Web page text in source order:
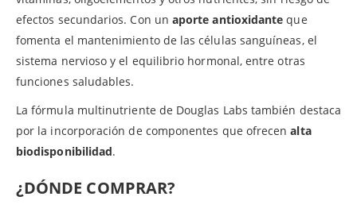
efectos secundarios. Con un aporte antioxidante que
fomenta el mantenimiento de las células sanguíneas, el
sistema nervioso y el equilibrio hormonal, entre otras
funciones saludables.
La fórmula multinutriente de Douglas Labs también destaca
por la incorporación de componentes que ofrecenalta
biodisponibilidad.
¿DÓNDE COMPRAR?